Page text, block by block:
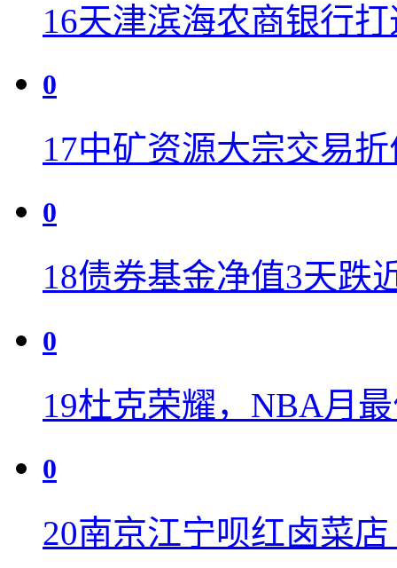
16天津滨海农商银行
0
17中矿资源大宗交易
0
18债券基金净值3天跌
0
19杜克荣耀，NBA月
0
20南京江宁呗红卤菜